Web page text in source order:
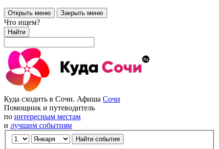
Открыть меню Закрыть меню
Что ищем?
Найти
Куда сходить в Сочи. Афиша Сочи
Помощник и путеводитель
по интересным местам
и лучшим событиям